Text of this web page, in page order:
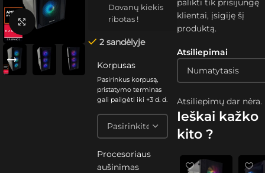
Spustelėkite, kad padidintumėte
Dovanų kiekis
ribotas !
2 sandėlyje
Korpusas
Pasirinkus korpusą,
pristatymo terminas
gali pailgėti iki +3 d. d.
Procesoriaus
aušinimas
Atsiliepimai
Atsiliepimų dar nėra.
palikti tik prisijungę
klientai, įsigiję šį
produktą.
Ieškai kažko
kito ?